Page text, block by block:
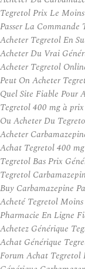
Tegretol Prix Le
Passer La
Acheter Tegretol En
Acheter Du Vrai
Acheter Tegretol
Peut On Acheter
Quel Site Fiable Pour
Tegretol 400 mg à
Ou Acheter Du
Acheter
Achat Tegretol 400
Tegretol Bas Prix
Tegretol
Buy Carbamazepine
Acheté Tegretol
Pharmacie En Ligne
Achetez Générique
Achat Générique
Forum Achat Tegretol